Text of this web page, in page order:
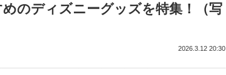
のディズニーグッズを特集！（写
2026.3.12 20:30